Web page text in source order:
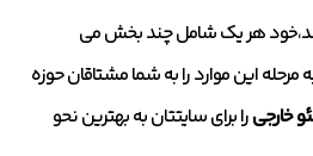
هر یک شامل چند بخش می
این موارد را به شما مشتاقان حوزه
خارجیرا برای سایتتان به بهترین نحو